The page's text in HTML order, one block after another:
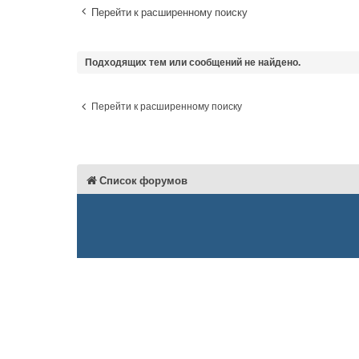
Перейти к расширенному поиску
Подходящих тем или сообщений не найдено.
Перейти к расширенному поиску
Список форумов